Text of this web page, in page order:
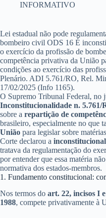
INFORMATIVO
Lei estadual não pode
bombeiro civil ODS 16 É
o exercício da profissão de
competência privativa da União
condições ao exercício das
Plenário. ADI 5.761/RO, Rel.
17/02/2025 (Info 1165).
O Supremo Tribunal Federal, no
Inconstitucionalidade n. 5.761/
sobre a repartição de
brasileiro, especialmente no que
União para legislar sobre
Corte declarou a
tratava da regulamentação do
por entender que essa matéria
normativa dos estados-membros.
1. Fundamento constitucional:
Nos termos do art. 22, incisos I
1988, compete privativamente à